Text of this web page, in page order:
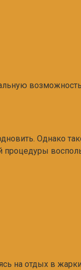
Однако
процедуры
на отдых в